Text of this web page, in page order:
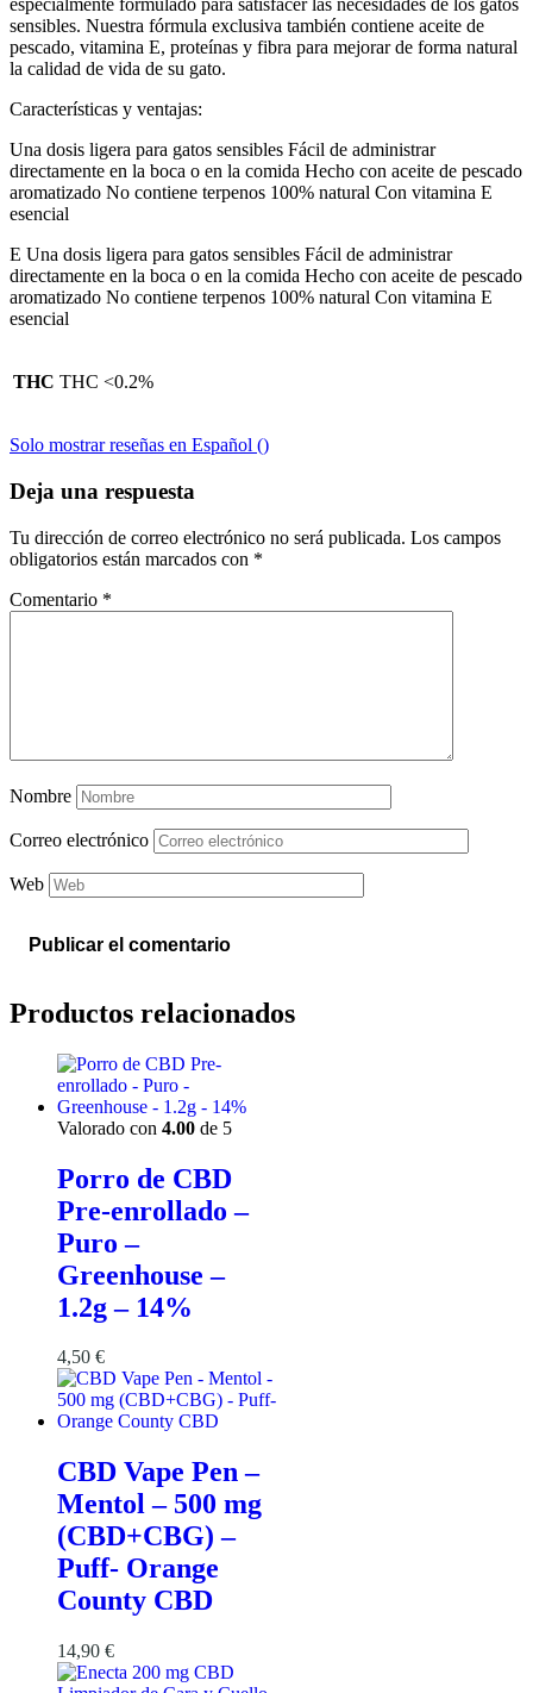
especialmente formulado para satisfacer las necesidades de los gatos
sensibles. Nuestra fórmula exclusiva también contiene aceite de
pescado, vitamina E, proteínas y fibra para mejorar de forma natural
la calidad de vida de su gato.
Características y ventajas:
Una dosis ligera para gatos sensibles Fácil de administrar
directamente en la boca o en la comida Hecho con aceite de pescado
aromatizado No contiene terpenos 100% natural Con vitamina E
esencial
E Una dosis ligera para gatos sensibles Fácil de administrar
directamente en la boca o en la comida Hecho con aceite de pescado
aromatizado No contiene terpenos 100% natural Con vitamina E
esencial
THC THC <0.2%
Solo mostrar reseñas en Español ()
Deja una respuesta
Tu dirección de correo electrónico no será publicada. Los campos
obligatorios están marcados con *
Comentario *
Nombre
Correo electrónico
Web
Productos relacionados
Valorado con 4.00 de 5
Porro de CBD
Pre-enrollado –
Puro –
Greenhouse –
1.2g – 14%
4,50 €
CBD Vape Pen –
Mentol – 500 mg
(CBD+CBG) –
Puff- Orange
County CBD
14,90 €